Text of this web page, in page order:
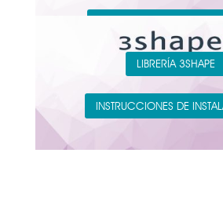
INSTRUCCIONES DE
LIBRERÍA 3SHAPE